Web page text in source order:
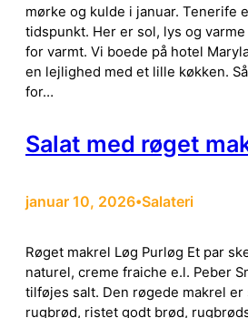
mørke og kulde i januar. Tenerife
tidspunkt. Her er sol, lys og
for varmt. Vi boede på hotel
en lejlighed med et lille køkken.
for…
Salat med røget
januar 10, 2026•Salateri
Røget makrel Løg Purløg Et par
naturel, creme fraiche e.l. Peber
tilføjes salt. Den røgede makrel er
rugbrød, ristet godt brød,